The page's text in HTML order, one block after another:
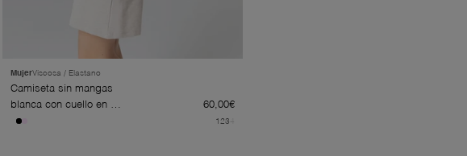
MujerViscosa / Elastano
Camiseta sin mangas
blanca con cuello en U
de viscosa/elastano
60,00€
1 23